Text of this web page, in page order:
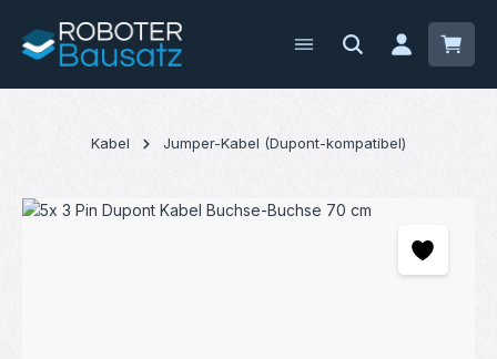
Zum Hauptinhalt springen
Kabel Jumper-Kabel (Dupont-kompatibel)
Bildergalerie überspringen